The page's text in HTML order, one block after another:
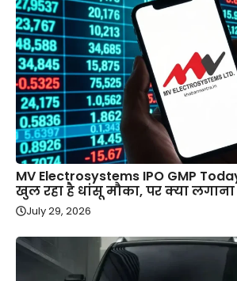
MV Electrosystems IPO GMP
खुल रहा है धांसू मौका, पर क्या लगाना
July 29, 2026